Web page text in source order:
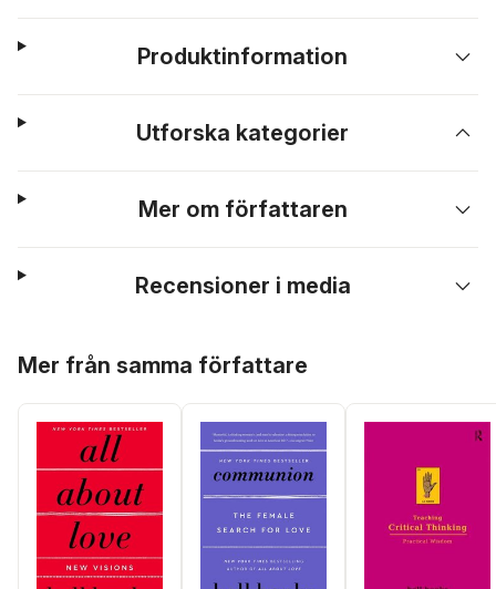
Produktinformation
Utforska kategorier
Mer om författaren
Recensioner i media
Mer från samma författare